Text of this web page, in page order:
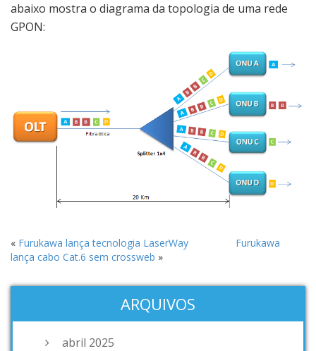
abaixo mostra o diagrama da topologia de uma rede
GPON:
« Furukawa lança tecnologia LaserWay
Furukawa
lança cabo Cat.6 sem crossweb »
ARQUIVOS
abril 2025